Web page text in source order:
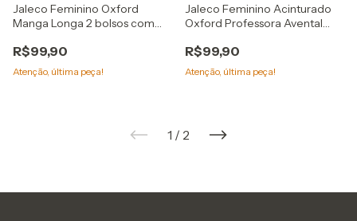
Jaleco Feminino Oxford
Manga Longa 2 bolsos com
R$99,90
Atenção, última peça!
Jaleco Feminino Acinturado
Oxford Professora Avental
R$99,90
Atenção, última peça!
1 / 2